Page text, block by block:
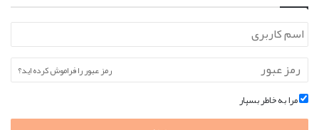
رمز عبور را فراموش کرده اید؟
مرا به خاطر بسپار